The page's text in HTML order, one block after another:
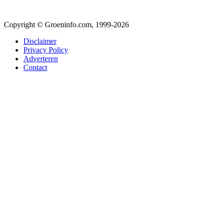
Copyright © Groeninfo.com, 1999-2026
Disclaimer
Privacy Policy
Adverteren
Contact